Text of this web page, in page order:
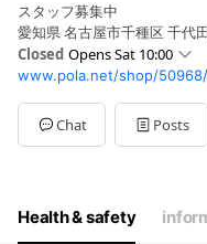
スタッフ募集中
愛知県 名古屋市千種区 千代
Closed Opens Sat 10:00
Sun10:00 - 20:00
Mon10:00 - 20:00
Tue10:00 - 20:00
Wed10:00 - 20:00
10:00 - 20:00
＊店休日はアピタ千代田橋
Chat Posts
Health & safety